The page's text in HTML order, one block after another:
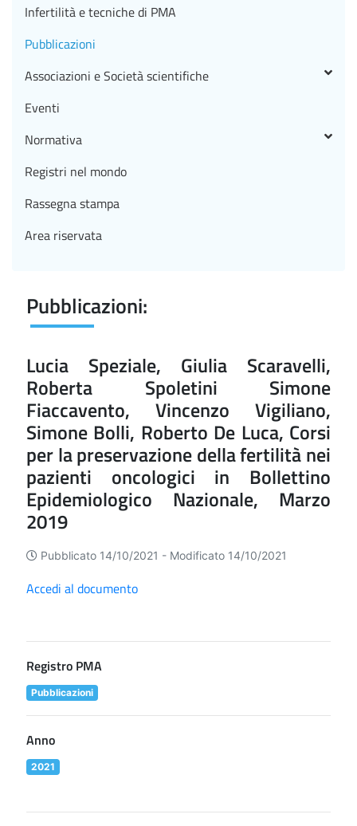
Pubblicazioni:
Lucia Speziale, Giulia Scaravelli,
Roberta Spoletini Simone
Fiaccavento, Vincenzo Vigiliano,
Simone Bolli, Roberto De Luca, Corsi
per la preservazione della fertilità nei
pazienti oncologici in Bollettino
Epidemiologico Nazionale, Marzo
2019
Pubblicato 14/10/2021 - Modificato 14/10/2021
Accedi al documento
Registro PMA
Pubblicazioni
Anno
2021
Infertilità e tecniche di PMA
Pubblicazioni
Associazioni e Società scientifiche
Eventi
Normativa
Registri nel mondo
Rassegna stampa
Area riservata